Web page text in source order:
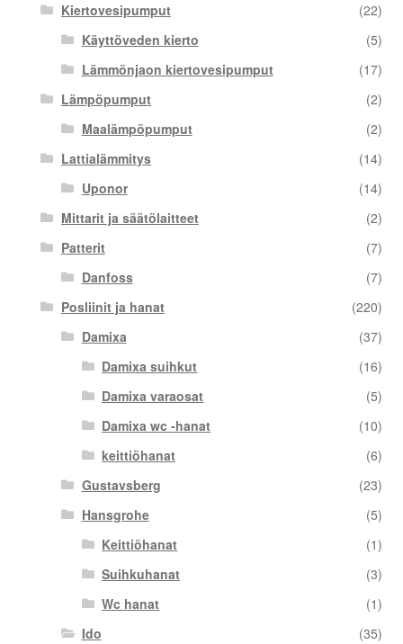
Kiertovesipumput
(22)
Käyttöveden kierto
(5)
Lämmönjaon kiertovesipumput
(17)
Lämpöpumput
(2)
Maalämpöpumput
(2)
Lattialämmitys
(14)
Uponor
(14)
Mittarit ja säätölaitteet
(2)
Patterit
(7)
Danfoss
(7)
Posliinit ja hanat
(220)
Damixa
(37)
Damixa suihkut
(16)
Damixa varaosat
(5)
Damixa wc -hanat
(10)
keittiöhanat
(6)
Gustavsberg
(23)
Hansgrohe
(5)
Keittiöhanat
(1)
Suihkuhanat
(3)
Wc hanat
(1)
Ido
(35)